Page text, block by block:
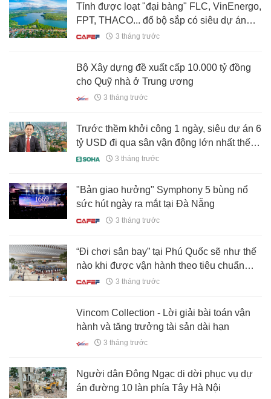
Tỉnh được loạt "đại bàng" FLC, VinEnergo,
FPT, THACO... đổ bộ sắp có siêu dự án
KĐT nghỉ dưỡng rộng gần 2.900 ha
3 tháng trước
Bộ Xây dựng đề xuất cấp 10.000 tỷ đồng
cho Quỹ nhà ở Trung ương
3 tháng trước
Trước thềm khởi công 1 ngày, siêu dự án 6
tỷ USD đi qua sân vận động lớn nhất thế
giới có diễn biến quan trọng
3 tháng trước
"Bản giao hưởng" Symphony 5 bùng nổ
sức hút ngày ra mắt tại Đà Nẵng
3 tháng trước
“Đi chơi sân bay” tại Phú Quốc sẽ như thế
nào khi được vận hành theo tiêu chuẩn
Changi? 3 tháng trước
Vincom Collection - Lời giải bài toán vận
hành và tăng trưởng tài sản dài hạn
3 tháng trước
Người dân Đông Ngạc di dời phục vụ dự
án đường 10 làn phía Tây Hà Nội